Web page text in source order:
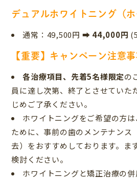
デュアルホワイトニング（ホ
通常：49,500円 ➡ 44,000円
【重要】キャンペーン注意
各治療項目、先着5名様限定の
員に達し次第、終了とさせていた
じめご了承ください。
ホワイトニングをご希望の方
ために、事前の歯のメンテナンス
去）をおすすめしております。ま
検討ください。
ホワイトニングと矯正治療の